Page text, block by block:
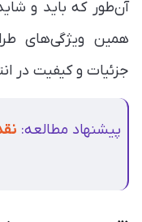
آن‌طور که باید و
همین ویژگی‌های
جزئیات و کیفیت در
پیشنهاد مطالعه: